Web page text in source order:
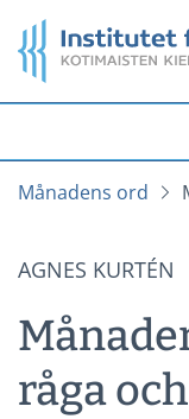
till
innehåll
Startsida
Månadens ord
AGNES KURTÉN
råga